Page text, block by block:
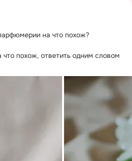
на что похож?
что похож, ответить одним словом